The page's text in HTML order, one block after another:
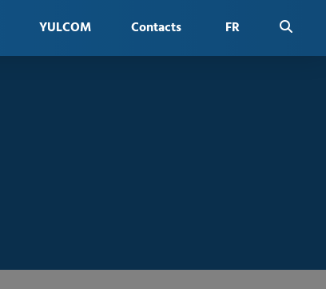
YULCOM Contacts FR